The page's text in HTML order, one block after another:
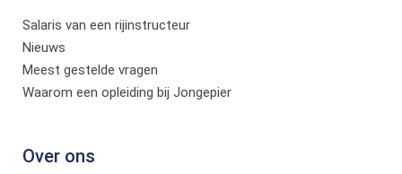
Salaris van een rijinstructeur
Nieuws
Meest gestelde vragen
Waarom een opleiding bij Jongepier
Over ons